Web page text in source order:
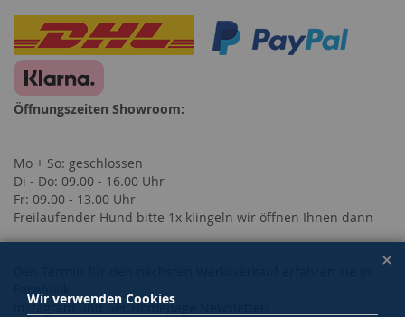
Öffnungszeiten Showroom:
Mo + So: geschlossen
Di - Do: 09.00 - 16.00 Uhr
Fr: 09.00 - 13.00 Uhr
Freilaufender Hund bitte 1x klingeln wir öffnen Ihnen dann
Facebook,
Instagram und per Homepage Newsletter!
Wir verwenden Cookies